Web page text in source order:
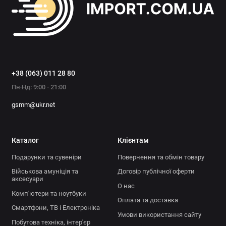
Показати все
+38 (063) 011 28 80
Пн-Нд: 9:00 - 21:00
gsmm@ukr.net
Каталог
Подарунки та сувеніри
Військова амуніція та
аксесуари
Комп'ютери та ноутбуки
Смартфони, ТВ і Електроніка
Побутова техніка, інтер'єр
Клієнтам
Повернення та обмін товару
Договір публічної оферти
О нас
Оплата та доставка
Умови використання сайту